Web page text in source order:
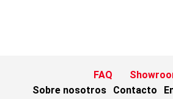
FAQ
Sobre nosotros
Contacto